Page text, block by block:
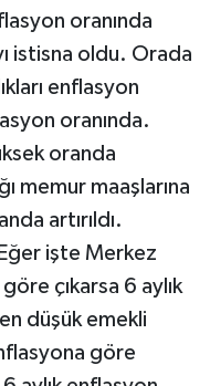
oranında
istisna oldu. Orada
enflasyon
oranında.
oranda
memur maaşlarına
artırıldı.
işte Merkez
çıkarsa 6 aylık
düşük emekli
göre